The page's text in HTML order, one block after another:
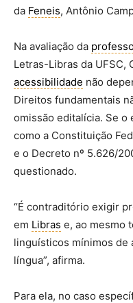
da Feneis, Antônio
Na avaliação da
Letras-Libras da UFSC,
acessibilidade não
Direitos fundamentais
omissão editalícia. Se
como a Constituição
e o Decreto nº 5.626/
questionado.
“É contraditório exigir
em Libras e, ao mesmo
linguísticos mínimos de
língua”, afirma.
Para ela, no caso